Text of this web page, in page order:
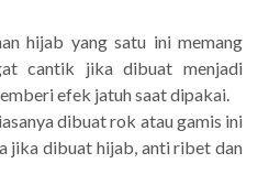
hijab yang satu ini memang
cantik jika dibuat menjadi
efek jatuh saat dipakai.
dibuat rok atau gamis ini
jika dibuat hijab, anti ribet dan